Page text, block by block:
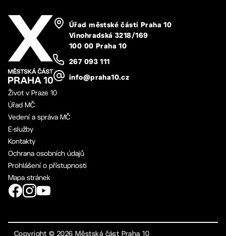
Úřad městské části Praha 10
Vinohradská 3218/169
100 00 Praha 10
267 093 111
info@praha10.cz
Život v Praze 10
Úřad MČ
Vedení a správa MČ
E-služby
Kontakty
Ochrana osobních údajů
Prohlášení o přístupnosti
Mapa stránek
Copyright ©2026 Městská část Praha 10